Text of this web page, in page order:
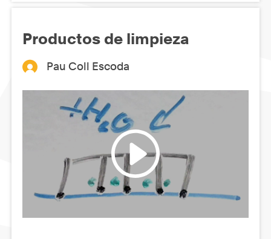
Productos de limpieza
Pau Coll Escoda